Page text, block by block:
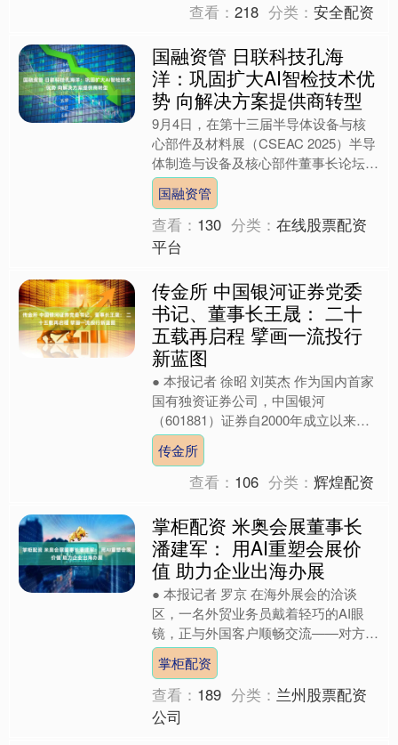
查看：218 分类：安全配资
国融资管 日联科技孔海
洋：巩固扩大AI智检技术优
势 向解决方案提供商转型
9月4日，在第十三届半导体设备与核
心部件及材料展（CSEAC 2025）半导
体制造与设备及核心部件董事长论坛
上，日联科技研究院副院长孔海洋以
《AI智检：日联科技....
国融资管
查看： 130 分类：在线股票配资
平台
传金所 中国银河证券党委
书记、董事长王晟： 二十
五载再启程 擘画一流投行
新蓝图
● 本报记者 徐昭 刘英杰 作为国内首家
国有独资证券公司，中国银河
（601881）证券自2000年成立以来，
始终以“金融报国、客户至上”为使命，
与中国资本市场同....
传金所
查看： 106 分类：辉煌配资
掌柜配资 米奥会展董事长
潘建军： 用AI重塑会展价
值 助力企业出海办展
● 本报记者 罗京 在海外展会的洽谈
区，一名外贸业务员戴着轻巧的AI眼
镜，正与外国客户顺畅交流——对方话
音刚落，耳机中已实时传来清晰的中文
翻译；洽谈结束的瞬间，....
掌柜配资
查看： 189 分类： 兰州股票配资
公司